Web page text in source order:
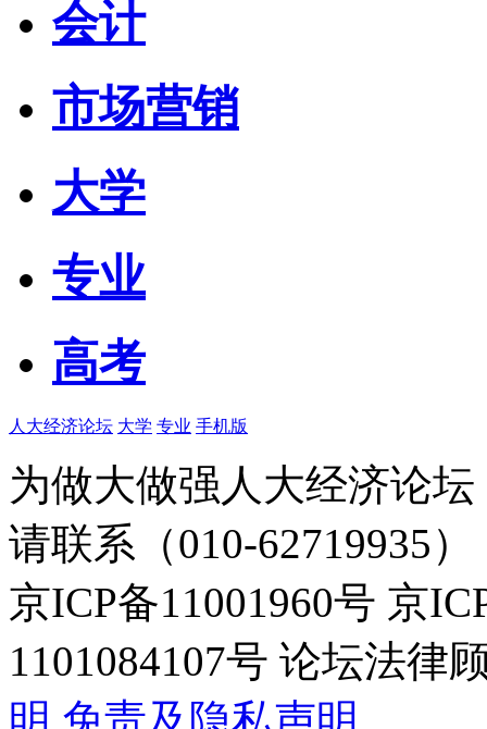
会计
市场营销
大学
专业
高考
人大经济论坛 大学 专业 手机版
为做大做强人大经济论
请联系（010-62719935）
京ICP备11001960号 京
1101084107号 论坛法律